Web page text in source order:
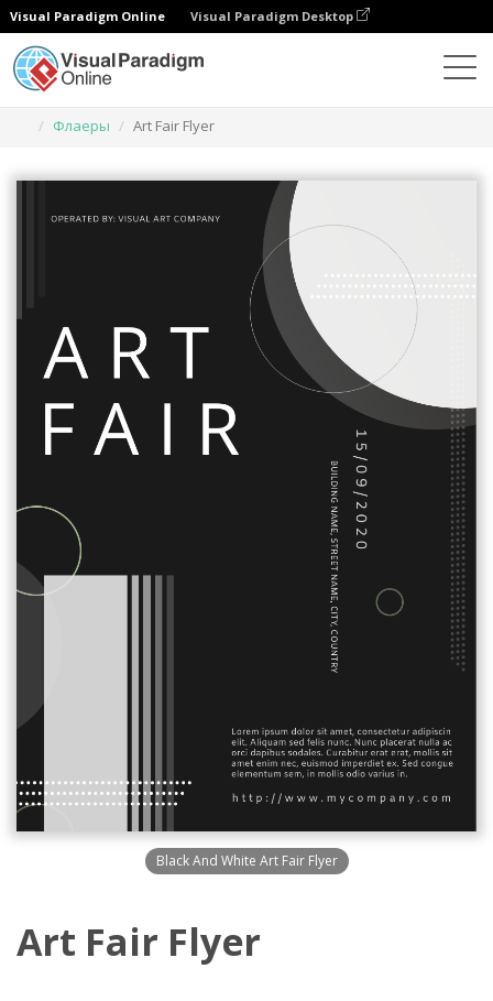
Visual Paradigm Online Visual Paradigm Desktop
Флаеры
Art Fair Flyer
Black And White Art Fair Flyer
Art Fair Flyer